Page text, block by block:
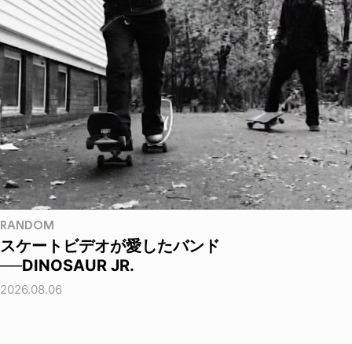
RANDOM
スケートビデオが愛したバンド
──DINOSAUR JR.
2026.08.06